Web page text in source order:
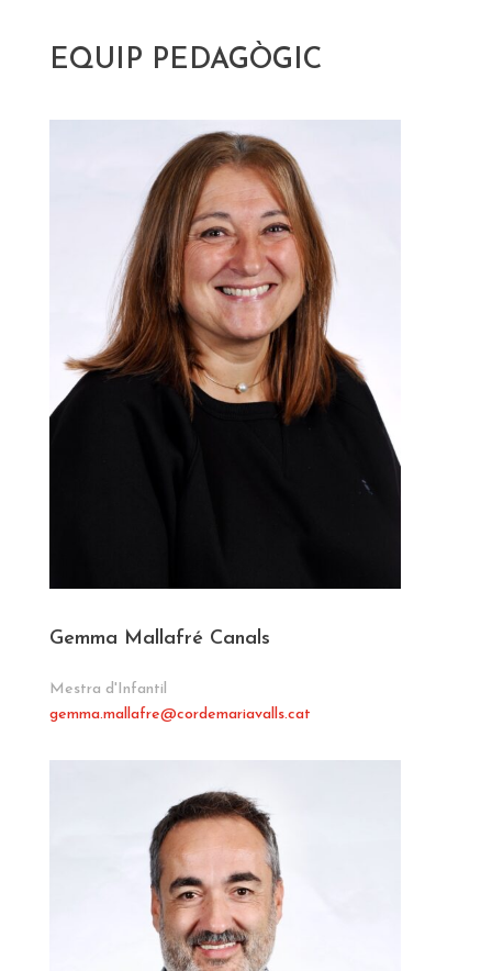
EQUIP PEDAGÒGIC
Gemma Mallafré Canals
Mestra d'Infantil
gemma.mallafre@cordemariavalls.cat